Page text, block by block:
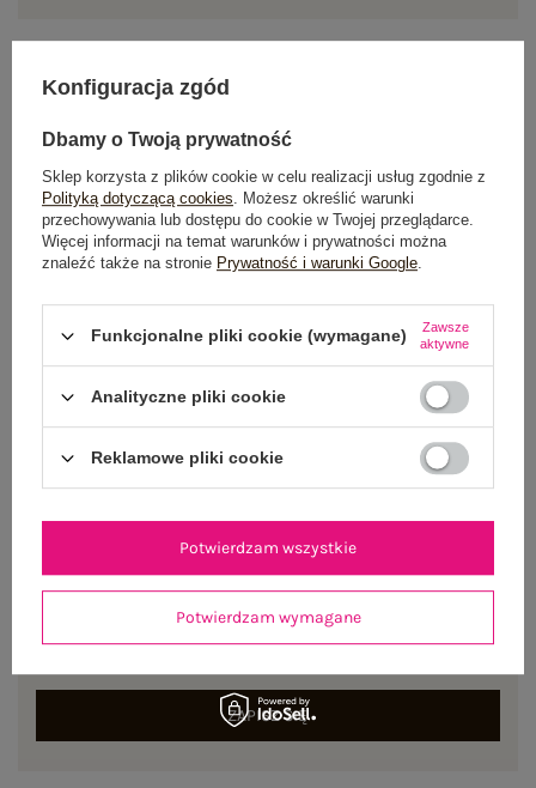
OPIS PRODUKTU
GŁÓWNE PARAMETRY
OPINIE O PRODUKCIE (1)
WYSYŁKA I DOSTAWA
NEWSLETTER
Zapisz się do naszego newslettera i otrzymaj 15% zniżki na
ZAPISZ SIĘ
Konfiguracja zgód
Dbamy o Twoją prywatność
Sklep korzysta z plików cookie w celu realizacji usług zgodnie z
Polityką dotyczącą cookies. Możesz określić warunki
przechowywania lub dostępu do cookie w Twojej przeglądarce.
Więcej informacji na temat warunków i prywatności można
znaleźć także na stronie Prywatność i warunki Google.
Funkcjonalne pliki cookie (wymagane)
Zawsze
aktywne
Analityczne pliki cookie
Reklamowe pliki cookie
Potwierdzam wymagane
Potwierdzam wszystkie